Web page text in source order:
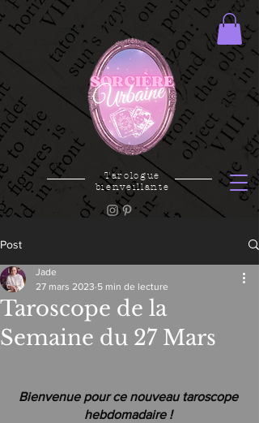
Tarologue
bienveillante
Post
Taroscope de la
Semaine du 27 Mars
Jade
27 mars 2023 5 min de lecture
Bienvenue pour ce nouveau taroscope
hebdomadaire !